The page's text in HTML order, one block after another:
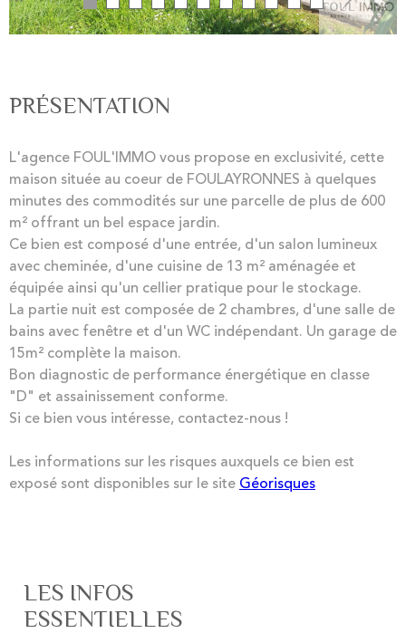
PRÉSENTATION
L'agence FOUL'IMMO vous propose en exclusivité, cette
maison située au coeur de FOULAYRONNES à quelques
minutes des commodités sur une parcelle de plus de 600
m² offrant un bel espace jardin.
Ce bien est composé d'une entrée, d'un salon lumineux
avec cheminée, d'une cuisine de 13 m² aménagée et
équipée ainsi qu'un cellier pratique pour le stockage.
La partie nuit est composée de 2 chambres, d'une salle de
bains avec fenêtre et d'un WC indépendant. Un garage de
15m² complète la maison.
Bon diagnostic de performance énergétique en classe
"D" et assainissement conforme.
Si ce bien vous intéresse, contactez-nous !
Les informations sur les risques auxquels ce bien est
exposé sont disponibles sur le site Géorisques
LES INFOS
ESSENTIELLES